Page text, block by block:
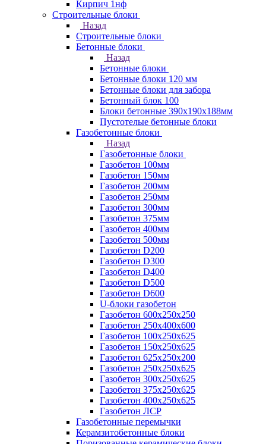
Кирпич 1нф
Строительные блоки
Назад
Строительные блоки
Бетонные блоки
Назад
Бетонные блоки
Бетонные блоки 120 мм
Бетонные блоки для забора
Бетонный блок 100
Блоки бетонные 390х190х188мм
Пустотелые бетонные блоки
Газобетонные блоки
Назад
Газобетонные блоки
Газобетон 100мм
Газобетон 150мм
Газобетон 200мм
Газобетон 250мм
Газобетон 300мм
Газобетон 375мм
Газобетон 400мм
Газобетон 500мм
Газобетон D200
Газобетон D300
Газобетон D400
Газобетон D500
Газобетон D600
U-блоки газобетон
Газобетон 600x250x250
Газобетон 250x400x600
Газобетон 100х250х625
Газобетон 150х250х625
Газобетон 625х250х200
Газобетон 250х250х625
Газобетон 300х250х625
Газобетон 375х250х625
Газобетон 400х250х625
Газобетон ЛСР
Газобетонные перемычки
Керамзитобетонные блоки